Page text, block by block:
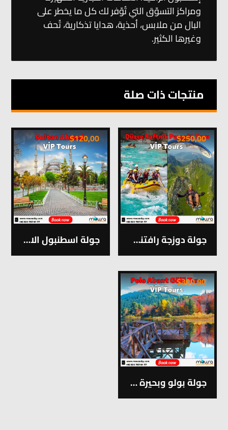
ومراكز التسوّق التي تُوّفر لك كل ما يخطر على
البال من ملابس، أحذية، هدايا تذكارية، تُحف
وغيرها الكثير.
منتجات ذات صلة
جولة دوزجة رافتنك براشوتVİPرقم 14
$250,00
جولة اسطنبول الاوربية VİP رقم 1
$120,00
جولة بولو وبحيرة ابانت VİP رقم 13
$300,00